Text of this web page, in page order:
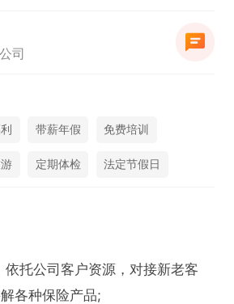
司
带薪年假 免费培训
定期体检 法定节假日
托公司客户资源，对接新老客
各种保险产品;